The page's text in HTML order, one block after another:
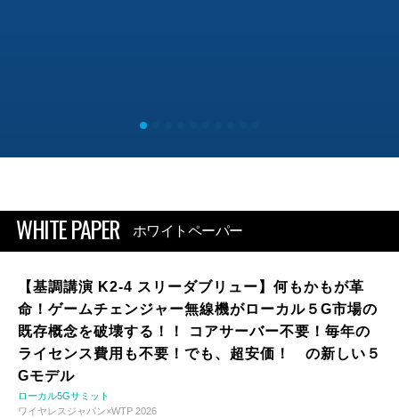
WHITE PAPER ホワイトペーパー
【基調講演 K2-4 スリーダブリュー】何もかもが革
命！ゲームチェンジャー無線機がローカル５G市場の
既存概念を破壊する！！ コアサーバー不要！毎年の
ライセンス費用も不要！でも、超安価！ の新しい５
Gモデル
ローカル5Gサミット
ワイヤレスジャパン×WTP 2026